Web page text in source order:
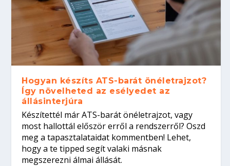
Hogyan készíts ATS-barát önéletrajzot?
Így növelheted az esélyedet az
állásinterjúra
Készítettél már ATS-barát önéletrajzot, vagy
most hallottál először erről a rendszerről? Oszd
meg a tapasztalataidat kommentben! Lehet,
hogy a te tipped segít valaki másnak
megszerezni álmai állását.